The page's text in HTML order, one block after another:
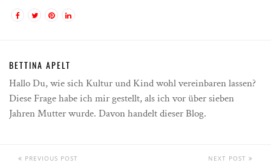
BETTINA APELT
Hallo Du, wie sich Kultur und Kind wohl vereinbaren lassen?
Diese Frage habe ich mir gestellt, als ich vor über sieben
Jahren Mutter wurde. Davon handelt dieser Blog.
PREVIOUS POST NEXT POST